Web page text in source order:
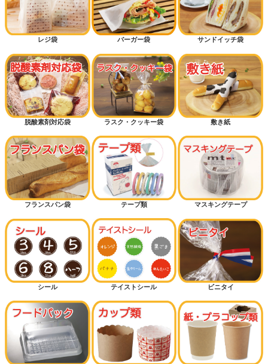
レジ袋 バーガー袋 サンドイッチ袋
脱酸素剤対応袋 ラスク・クッキー袋 敷き紙
フランスパン袋 テープ類 マスキングテープ
シール テイストシール ビニタイ